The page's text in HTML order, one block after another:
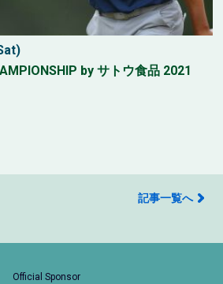
by サトウ食品 2021
記事一覧へ
Official Sponsor